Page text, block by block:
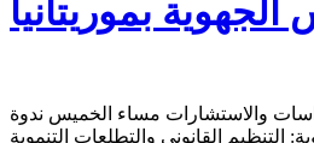
بموريتانيا
والاستشارات مساء الخميس ندوة